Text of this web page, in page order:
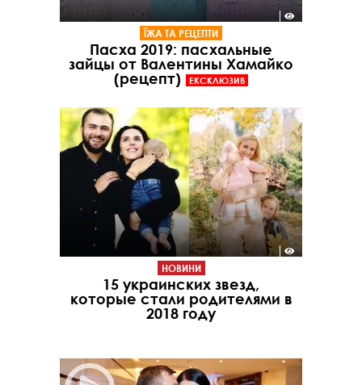
ЇЖА ТА РЕЦЕПТИ
Пасха 2019: пасхальные
зайцы от Валентины Хамайко
(рецепт)
ЕКСКЛЮЗИВ
НОВИНИ
15 украинских звезд,
которые стали родителями в
2018 году